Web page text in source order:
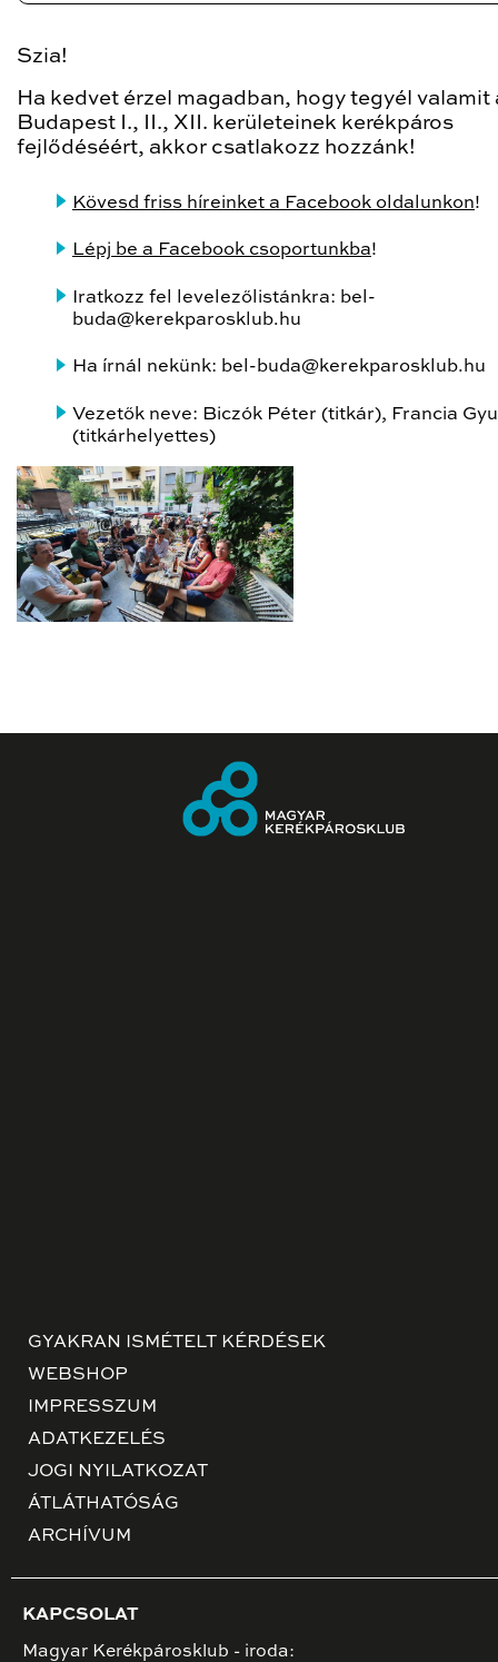
Szia!
Ha kedvet érzel magadban, hogy tegyél valamit
Budapest I., II., XII. kerületeinek kerékpáros
fejlődéséért, akkor csatlakozz hozzánk!
Kövesd friss híreinket a Facebook oldalunkon!
Lépj be a Facebook csoportunkba!
Iratkozz fel levelezőlistánkra: bel-
buda@kerekparosklub.hu
Ha írnál nekünk: bel-buda@kerekparosklub.hu
Vezetők neve: Biczók Péter (titkár), Francia
(titkárhelyettes)
GYAKRAN ISMÉTELT KÉRDÉSEK
WEBSHOP
IMPRESSZUM
ADATKEZELÉS
JOGI NYILATKOZAT
ÁTLÁTHATÓSÁG
ARCHÍVUM
KAPCSOLAT
Magyar Kerékpárosklub - iroda: